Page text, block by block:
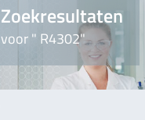
Zoekresultaten
voor " R4302"